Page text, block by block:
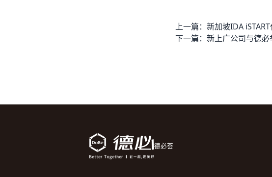
上一篇：
下一篇：
德必荟